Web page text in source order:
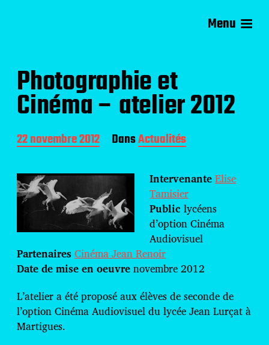
Menu
Photographie et
Cinéma – atelier 2012
D
a
e
d
e
b
l
i
c
t
i
o
n
22 novembre 2012 DansActualités
IntervenanteElise
Tamisier
Public lycéens
d’option Cinéma
Audiovisuel
Partenaires Cinéma Jean Renoir
Date de mise en oeuvrenovembre 2012
L’atelier a été proposé aux élèves de seconde de
l’option Cinéma Audiovisuel du lycée Jean Lurçat à
Martigues.